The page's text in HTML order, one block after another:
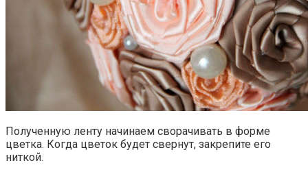
Полученную ленту начинаем сворачивать в форме
цветка. Когда цветок будет свернут, закрепите его
ниткой.